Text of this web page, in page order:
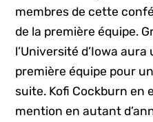
membres de cette
de la première équipe.
l’Université d’Iowa
première équipe pour
suite. Kofi Cockburn en
mention en autant